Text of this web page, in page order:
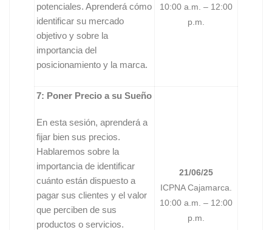
potenciales. Aprenderá cómo
identificar su mercado
objetivo y sobre la
importancia del
posicionamiento y la marca.
10:00 a.m. – 12:00
p.m.
7: Poner Precio a su Sueño
En esta sesión, aprenderá a
fijar bien sus precios.
Hablaremos sobre la
importancia de identificar
cuánto están dispuesto a
pagar sus clientes y el valor
que perciben de sus
productos o servicios.
21/06/25
ICPNA Cajamarca.
10:00 a.m. – 12:00
p.m.